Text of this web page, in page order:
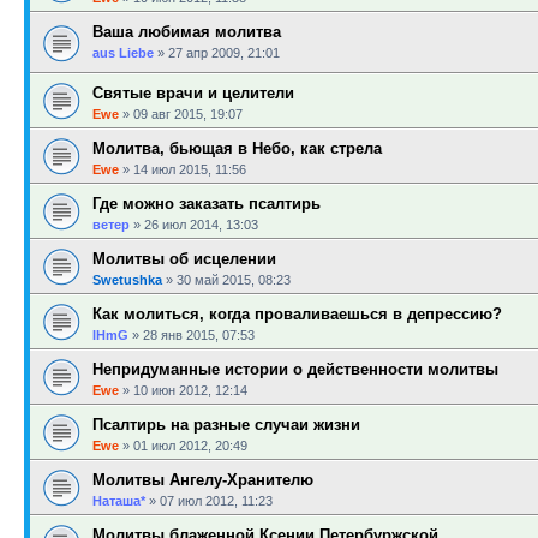
Ваша любимая молитва
aus Liebe » 27 апр 2009, 21:01
Святые врачи и целители
Ewe » 09 авг 2015, 19:07
Молитва, бьющая в Небо, как стрела
Ewe » 14 июл 2015, 11:56
Где можно заказать псалтирь
ветер » 26 июл 2014, 13:03
Молитвы об исцелении
Swetushka » 30 май 2015, 08:23
Как молиться, когда проваливаешься в депрессию?
IHmG » 28 янв 2015, 07:53
Непридуманные истории о действенности молитвы
Ewe » 10 июн 2012, 12:14
Псалтирь на разные случаи жизни
Ewe » 01 июл 2012, 20:49
Молитвы Ангелу-Хранителю
Наташа* » 07 июл 2012, 11:23